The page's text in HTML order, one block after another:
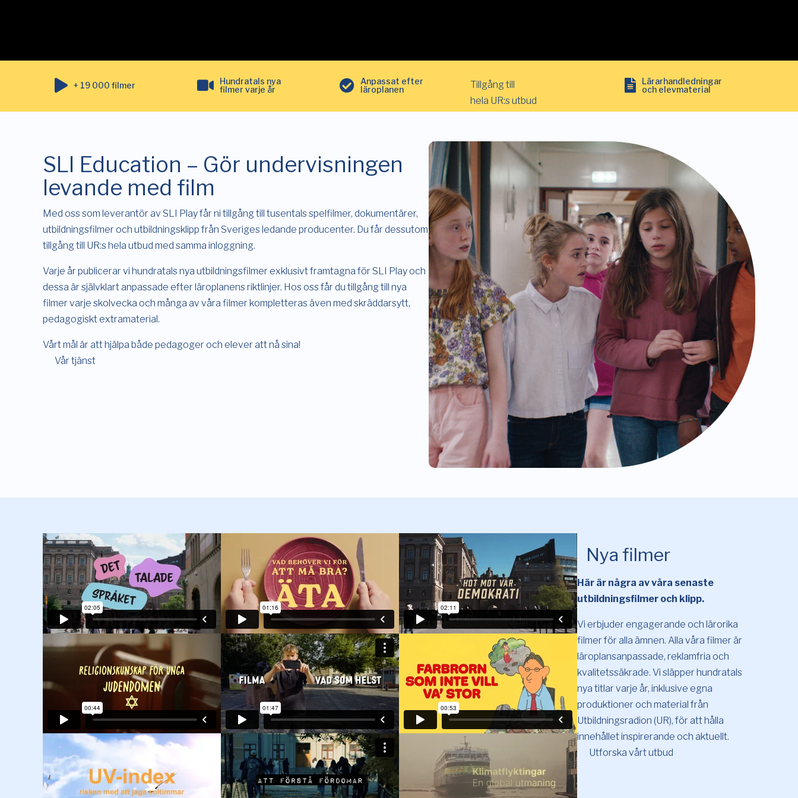
+ 19 000 filmer
Hundratals nya
filmer varje år
Anpassat efter
läroplanen
Tillgång till
hela UR:s utbud
Lärarhandledningar
och elevmaterial
SLI Education – Gör undervisningen
levande med film
Med oss som leverantör av SLI Play får ni tillgång till tusentals spelfilmer, dokumentärer,
utbildningsfilmer och utbildningsklipp från Sveriges ledande producenter. Du får dessutom
tillgång till UR:s hela utbud med samma inloggning.
Varje år publicerar vi hundratals nya utbildningsfilmer exklusivt framtagna för SLI Play och
dessa är självklart anpassade efter läroplanens riktlinjer. Hos oss får du tillgång till nya
filmer varje skolvecka och många av våra filmer kompletteras även med skräddarsytt,
pedagogiskt extramaterial.
Vårt mål är att hjälpa både pedagoger och elever att nå sina!
Vår tjänst
Nya filmer
Här är några av våra senaste
utbildningsfilmer och klipp.
Vi erbjuder engagerande och lärorika
filmer för alla ämnen. Alla våra filmer är
läroplansanpassade, reklamfria och
kvalitetssäkrade. Vi släpper hundratals
nya titlar varje år, inklusive egna
produktioner och material från
Utbildningsradion (UR), för att hålla
innehållet inspirerande och aktuellt.
Utforska vårt utbud